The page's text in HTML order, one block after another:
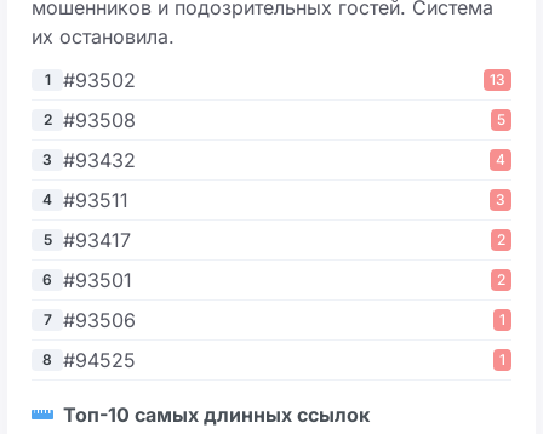
мошенников и подозрительных гостей. Система
их остановила.
1 #93502 13
2 #93508 5
3 #93432 4
4 #93511 3
5 #93417 2
6 #93501 2
7 #93506 1
8 #94525 1
Топ-10 самых длинных ссылок